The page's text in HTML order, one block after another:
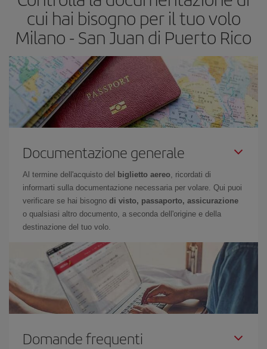
cui hai bisogno per il tuo volo
Milano - San Juan di Puerto Rico
Documentazione generale
Al termine dell'acquisto del biglietto aereo, ricordati di
informarti sulla documentazione necessaria per volare. Qui puoi
verificare se hai bisogno di visto, passaporto, assicurazione
o qualsiasi altro documento, a seconda dell'origine e della
destinazione del tuo volo.
Domande frequenti